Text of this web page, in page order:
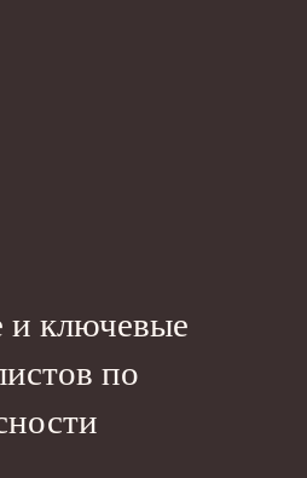
и ключевые
по